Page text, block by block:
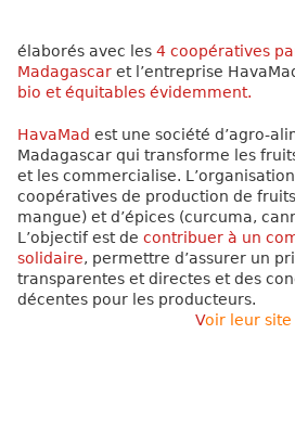
élaborés avec les 4 coopératives
Madagascar et l’entreprise
bio et équitables évidemment.
HavaMad est une société d’agro-
Madagascar qui transforme les
et les commercialise.
coopératives de production de
mangue) et d’épices (curcuma,
L’objectif est de contribuer à un
solidaire, permettre d’assurer un
transparentes et directes et des
décentes pour les producteurs.
Voir leur site